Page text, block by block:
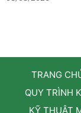
TRANG
QUY TRÌNH
KỸ THUẬT